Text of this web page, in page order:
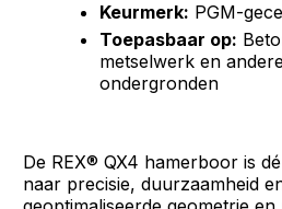
Keurmerk: PGM-
Toepasbaar op:
metselwerk en
ondergronden
De REX® QX4 hamerboor is
naar precisie, duurzaamheid